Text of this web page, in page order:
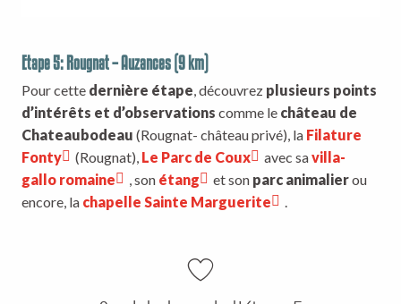
Etape 5: Rougnat – Auzances (9 km)
Pour cette dernière étape, découvrez plusieurs points
d’intérêts et d’observations comme le château de
Chateaubodeau (Rougnat- château privé), la Filature
Fonty
(Rougnat), Le Parc de Coux avec savilla-
gallo romaine
, son étang et son parc animalierou
encore, la chapelle Sainte Marguerite .